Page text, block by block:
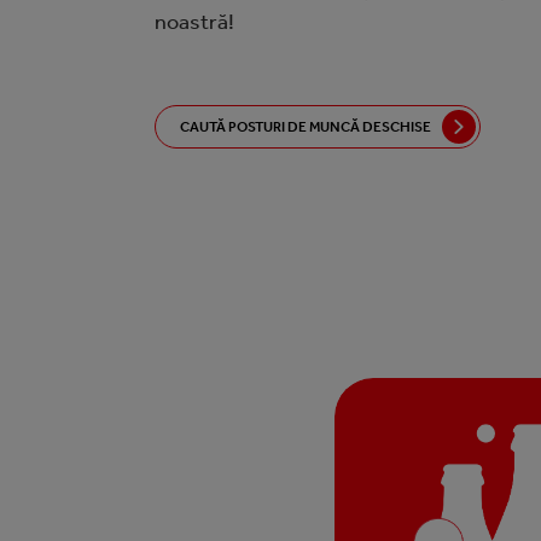
noastră!
CAUTĂ POSTURI DE MUNCĂ DESCHISE